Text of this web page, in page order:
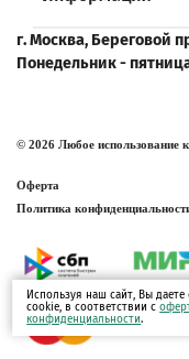
г. Москва, Береговой
Понедельник -
© 2026 Любое использование
Оферта
Политика
Используя наш сайт, Вы
cookie, в соответствии с
конфиденциальности.